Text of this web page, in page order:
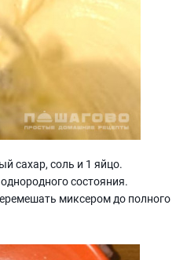
сахар, соль и 1 яйцо.
состояния.
миксером до полного